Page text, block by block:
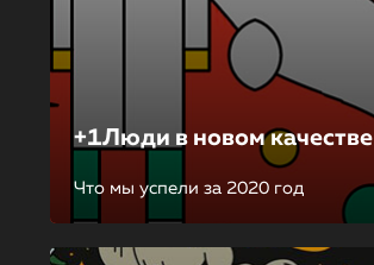
+1Люди в новом качестве
Что мы успели за 2020 год